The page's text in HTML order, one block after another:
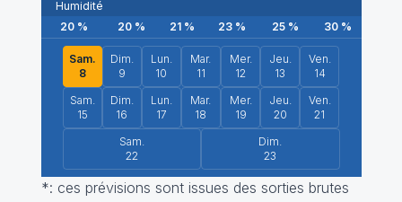
Humidité
20% 20 % 21% 23 % 25% 30 %
Sam.
8
Dim.
9
Lun.
10
Mar.
11
Mer.
12
Jeu.
13
Ven.
14
Sam.
15
Dim.
16
Lun.
17
Mar.
18
Mer.
19
Jeu.
20
Ven.
21
Sam.
22
Dim.
23
*: ces prévisions sont issues des sorties brutes